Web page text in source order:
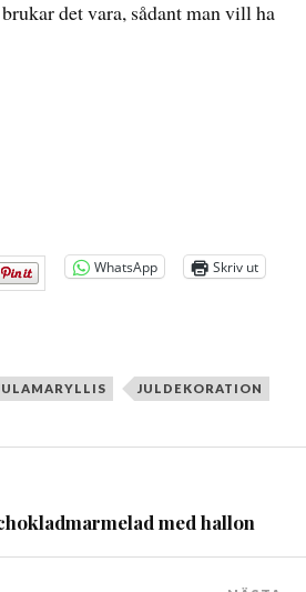
det vara, sådant man vill ha
WhatsApp
Skriv ut
JULDEKORATION
med hallon